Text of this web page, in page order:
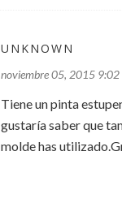
UNKNOWN
noviembre 05, 2015 9:02
Tiene un pinta
gustaría saber que
molde has